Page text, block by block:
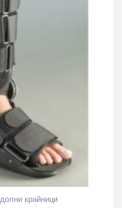
крайници